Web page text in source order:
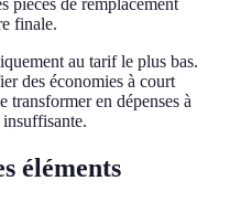
finale.
au tarif le plus bas.
des économies à court
transformer en dépenses à
éléments